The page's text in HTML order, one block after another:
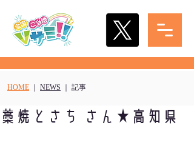
HOME NEWS ｜ 記事
藁焼とさち さん★高知県